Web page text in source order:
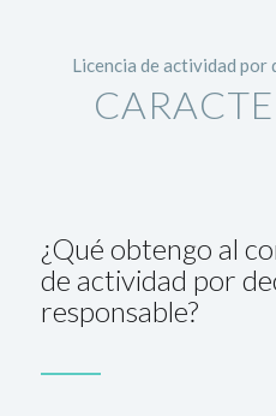
Licencia de actividad por
¿Qué obtengo al
de actividad por
responsable?